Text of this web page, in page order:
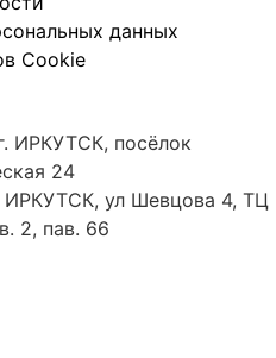
данных
Cookie
ИРКУТСК, посёлок
24
ИРКУТСК, ул Шевцова 4, ТЦ
2, пав. 66